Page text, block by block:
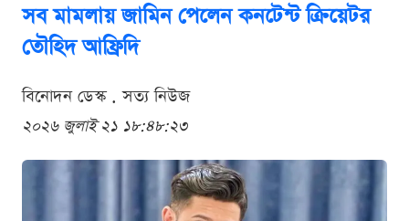
সব মামলায় জামিন পেলেন কনটেন্ট ক্রিয়েটর
তৌহিদ আফ্রিদি
বিনোদন ডেস্ক . সত্য নিউজ
২০২৬ জুলাই ২১ ১৮:৪৮:২৩